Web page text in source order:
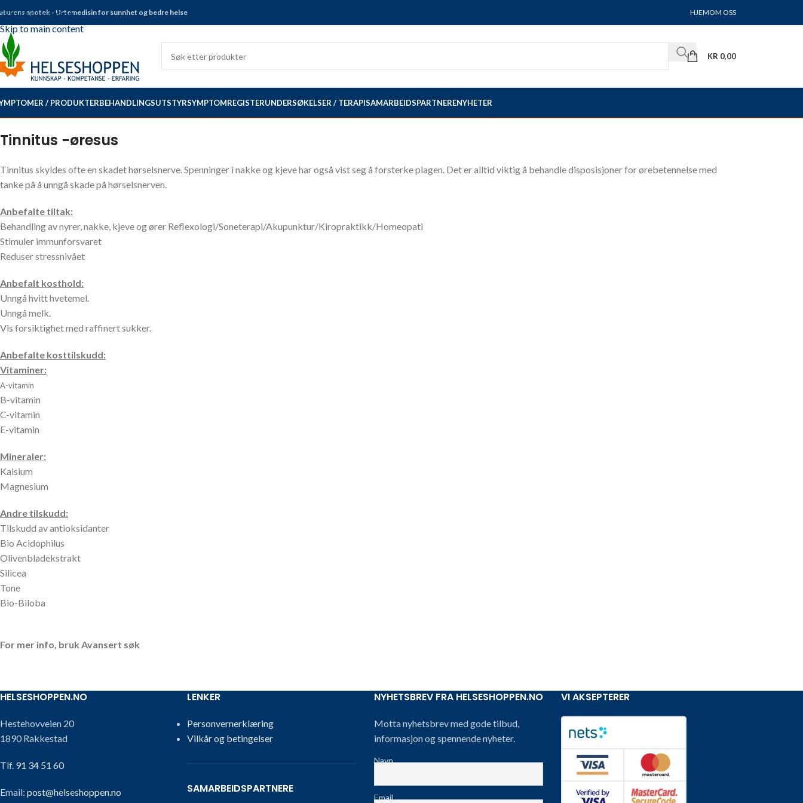
Skip to navigation
Skip to main content
apotek - Urtemedisin for sunnhet og bedre helse HJEMOM OSS
KR 0,00
/ PRODUKTERBEHANDLINGSUTSTYRSYMPTOMREGISTERUNDERSØKELSER / TERAPISAMARBEIDSPARTNERENYHETER
Tinnitus -øresus
Tinnitus skyldes ofte en skadet hørselsnerve. Spenninger i nakke og kjeve har også vist seg å forsterke plagen. Det er alltid viktig å behandle disposisjoner for ørebetennelse med
tanke på å unngå skade på hørselsnerven.
Anbefalte tiltak:
Behandling av nyrer, nakke, kjeve og ører Reflexologi/Soneterapi/Akupunktur/Kiropraktikk/Homeopati
Stimuler immunforsvaret
Reduser stressnivået
Anbefalt kosthold:
Unngå hvitt hvetemel.
Unngå melk.
Vis forsiktighet med raffinert sukker.
Anbefalte kosttilskudd:
Vitaminer:
A-vitamin
B-vitamin
C-vitamin
E-vitamin
Mineraler:
Kalsium
Magnesium
Andre tilskudd:
Tilskudd av antioksidanter
Bio Acidophilus
Olivenbladekstrakt
Silicea
Tone
Bio-Biloba
For mer info, bruk Avansert søk
HELSESHOPPEN.NO
Hestehovveien 20
1890 Rakkestad
Tlf. 91 34 51 60
Email: post@helseshoppen.no
LENKER
Personvernerklæring
Vilkår og betingelser
SAMARBEIDSPARTNERE
NYHETSBREV FRA HELSESHOPPEN.NO
Motta nyhetsbrev med gode tilbud,
informasjon og spennende nyheter.
Navn
Email
VI AKSEPTERER